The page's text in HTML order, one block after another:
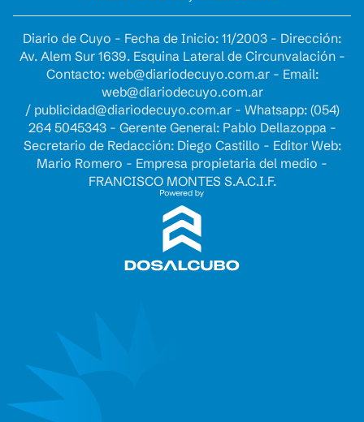
Diario de Cuyo - Fecha de Inicio: 11/2003 - Dirección:
Av. Alem Sur 1639. Esquina Lateral de Circunvalación -
Contacto: web@diariodecuyo.com.ar- Email:
web@diariodecuyo.com.ar
/ publicidad@diariodecuyo.com.ar- Whatsapp: (054)
264 5045343 - Gerente General: Pablo Dellazoppa -
Secretario de Redacción: Diego Castillo - Editor Web:
Mario Romero - Empresa propietaria del medio -
FRANCISCO MONTES S.A.C.I.F.